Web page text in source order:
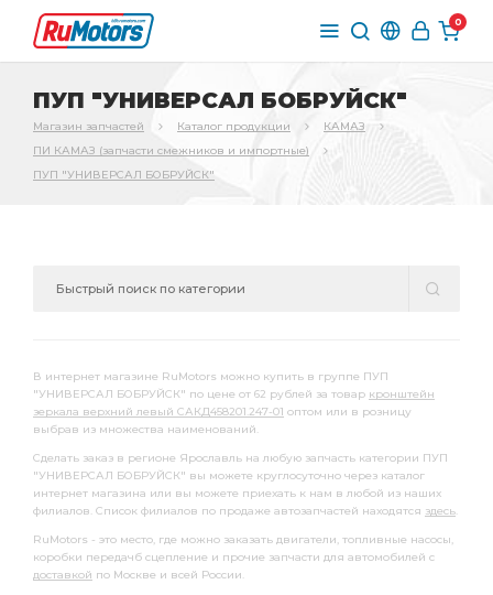
0
ПУП "УНИВЕРСАЛ БОБРУЙСК"
Магазин запчастей Каталог продукции
КАМАЗ
ПИ КАМАЗ (запчасти смежников и импортные)
ПУП "УНИВЕРСАЛ БОБРУЙСК"
В интернет магазине RuMotors можно купить в группе ПУП
"УНИВЕРСАЛ БОБРУЙСК" по цене от 62 рублей за товар кронштейн
зеркала верхний левый САКД458201.247-01 оптом или в розницу
выбрав из множества наименований.
Сделать заказ в регионе Ярославль на любую запчасть категории ПУП
"УНИВЕРСАЛ БОБРУЙСК" вы можете круглосуточно через каталог
интернет магазина или вы можете приехать к нам в любой из наших
филиалов. Список филиалов по продаже автозапчастей находятся здесь.
RuMotors - это место, где можно заказать двигатели, топливные насосы,
коробки передачб сцепление и прочие запчасти для автомобилей с
доставкой по Москве и всей России.